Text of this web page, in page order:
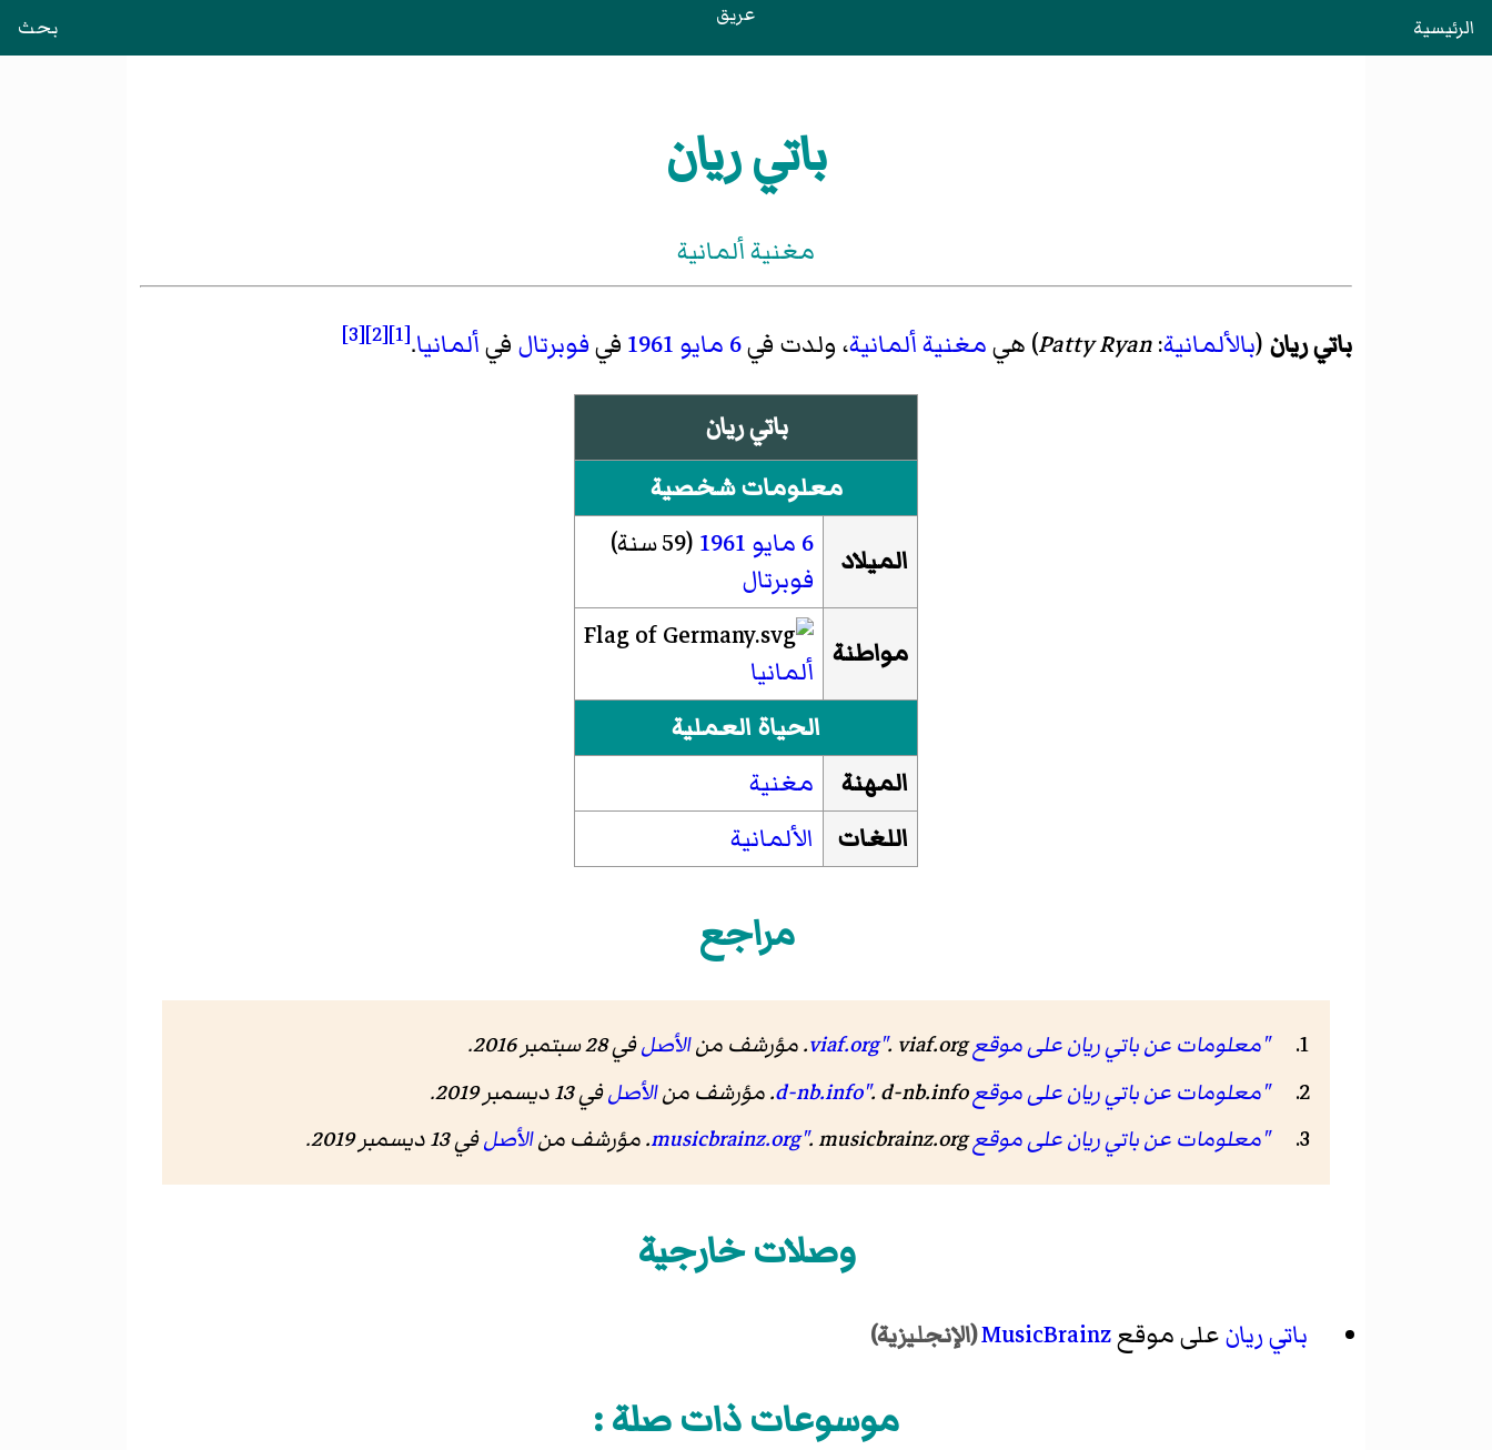
الرئيسية عريق بحث
باتي ريان
مغنية ألمانية
باتي ريان (بالألمانية:
Patty Ryan)‏ هيمغنيةألمانية، ولدت في6 مايو 1961 فيفوبرتال فيألمانيا.
[1]
[2]
[3]
باتي ريان
معلومات شخصية
الميلاد
6 مايو 1961 (59 سنة)
فوبرتال
مواطنة
ألمانيا
الحياة العملية
المهنة
مغنية
اللغات
الألمانية
مراجع
"معلومات عن باتي ريان على موقع viaf.org". viaf.org. مؤرشف من الأصلفي 28 سبتمبر 2016.
"معلومات عن باتي ريان على موقع d-nb.info". d-nb.info. مؤرشف من الأصلفي 13 ديسمبر 2019.
"معلومات عن باتي ريان على موقع musicbrainz.org". musicbrainz.org. مؤرشف من الأصلفي 13 ديسمبر 2019.
وصلات خارجية
باتي ريانعلى موقعMusicBrainz(الإنجليزية)
موسوعات ذات صلة :